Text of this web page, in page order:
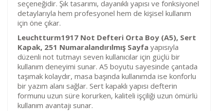
seçeneğidir. Şık tasarımı, dayanıklı yapısı ve fonksiyonel
detaylarıyla hem profesyonel hem de kişisel kullanım
için öne çıkar.
Leuchtturm1917 Not Defteri Orta Boy (A5), Sert
Kapak, 251 Numaralandırılmış Sayfa yapısıyla
düzenli not tutmayı seven kullanıcılar için güçlü bir
kullanım deneyimi sunar. A5 boyutu sayesinde çantada
taşımak kolaydır, masa başında kullanımda ise konforlu
bir yazım alanı sağlar. Sert kapaklı yapısı defterin
formunu uzun süre korurken, kaliteli işçiliği uzun ömürlü
kullanım avantajı sunar.